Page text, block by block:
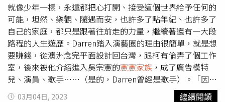
就像少年一樣，永遠都把心打開、接受這個世界給予任何的
可能，坦然、樂觀、隨遇而安，也許多了點年紀、也許多了
自己的家庭，都只是跟著往前走的力量，繼續著還有一大段
路程的人生遊歷。Darren踏入演藝圈的理由很簡單，就是想
要賺錢，從澳洲念完平面設計回台灣，跟柯有倫弄了個工作
室，後來被他介紹進入吳宗憲的憲憲家族 ，成了廣告模特
兒、演員、歌手……（是的，Darren曾經是歌手）。「因為
我一個人上台北，所有行李都帶上來，想說不可以一直跟家
03月04日, 2023 繼續閱讀